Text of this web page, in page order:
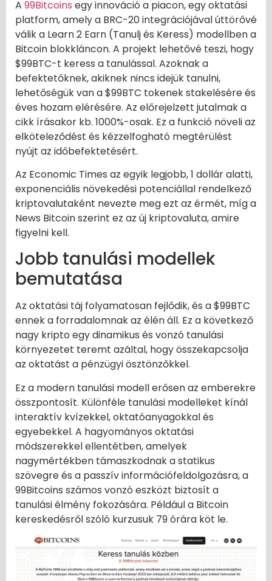
A 99Bitcoins egy innováció a piacon, egy oktatási
platform, amely a BRC-20 integrációjával úttörővé
válik a Learn 2 Earn (Tanulj és Keress) modellben a
Bitcoin blokkláncon. A projekt lehetővé teszi, hogy
$99BTC-t keress a tanulással. Azoknak a
befektetőknek, akiknek nincs idejük tanulni,
lehetőségük van a $99BTC tokenek stakelésére és
éves hozam elérésére. Az előrejelzett jutalmak a
cikk írásakor kb. 1000%-osak. Ez a funkció növeli az
elköteleződést és kézzelfogható megtérülést
nyújt az időbefektetésért.
Az Economic Times az egyik legjobb, 1 dollár alatti,
exponenciális növekedési potenciállal rendelkező
kriptovalutaként nevezte meg ezt az érmét, míg a
News Bitcoin szerint ez az új kriptovaluta, amire
figyelni kell.
Jobb tanulási modellek
bemutatása
Az oktatási táj folyamatosan fejlődik, és a $99BTC
ennek a forradalomnak az élén áll. Ez a következő
nagy kripto egy dinamikus és vonzó tanulási
környezetet teremt azáltal, hogy összekapcsolja
az oktatást a pénzügyi ösztönzőkkel.
Ez a modern tanulási modell erősen az emberekre
összpontosít. Különféle tanulási modelleket kínál
interaktív kvízekkel, oktatóanyagokkal és
egyebekkel. A hagyományos oktatási
módszerekkel ellentétben, amelyek
nagymértékben támaszkodnak a statikus
szövegre és a passzív információfeldolgozásra, a
99Bitcoins számos vonzó eszközt biztosít a
tanulási élmény fokozására. Például a Bitcoin
kereskedésről szóló kurzusuk 79 órára köt le.